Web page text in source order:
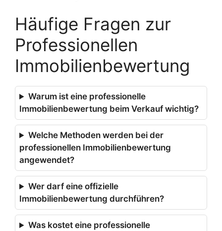
Häufige Fragen zur
Professionellen
Immobilienbewertung
Warum ist eine professionelle
Immobilienbewertung beim Verkauf wichtig?
Welche Methoden werden bei der
professionellen Immobilienbewertung
angewendet?
Wer darf eine offizielle
Immobilienbewertung durchführen?
Was kostet eine professionelle